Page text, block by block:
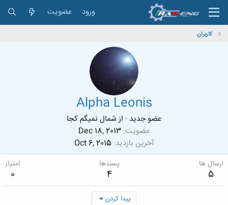
ورود عضویت
کاربران
Alpha Leonis
عضو جدید · از شمال نمیگم کجا
عضویت Dec 18, 2013
آخرین بازدید Oct 6, 2015
ارسال ها
5
پسندها
4
امتیاز
0
پیدا کردن